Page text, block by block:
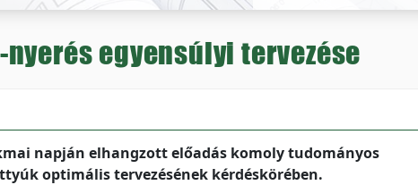
egyensúlyi tervezése
napján elhangzott előadás komoly tudományos
optimális tervezésének kérdéskörében.